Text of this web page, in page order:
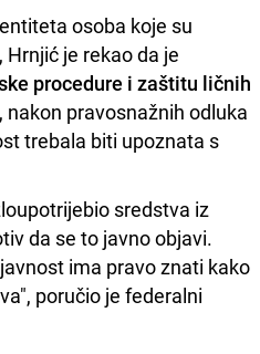
osoba koje su
je rekao da je
procedure i zaštitu ličnih
nakon pravosnažnih odluka
trebala biti upoznata s
sredstva iz
da se to javno objavi.
ima pravo znati kako
poručio je federalni